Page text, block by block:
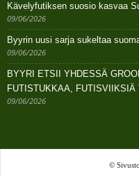
Kävelyfutiksen suosio kasvaa
09/06/2026
Byyrin uusi sarja sukeltaa
09/06/2026
BYYRI ETSII YHDESSÄ
FUTISTUKKAA, FUTISVIIKSIÄ
09/06/2026
©